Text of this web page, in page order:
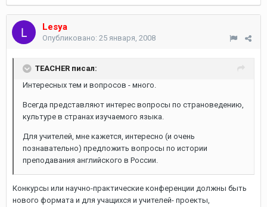
Lesya
Опубликовано: 25 января, 2008
TEACHER писал:
Интересных тем и вопросов - много.
Всегда представляют интерес вопросы по страноведению,
культуре в странах изучаемого языка.
Для учителей, мне кажется, интересно (и очень
познавательно) предложить вопросы по истории
преподавания английского в России.
Конкурсы или научно-практические конференции должны быть
нового формата и для учащихся и учителей- проекты,